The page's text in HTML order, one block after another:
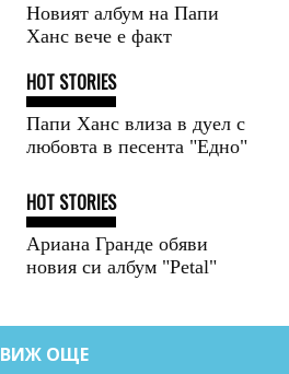
Новият албум на Папи
Ханс вече е факт
HOT STORIES
Папи Ханс влиза в дуел с
любовта в песента "Едно"
HOT STORIES
Ариана Гранде обяви
новия си албум "Petal"
ВИЖ ОЩЕ